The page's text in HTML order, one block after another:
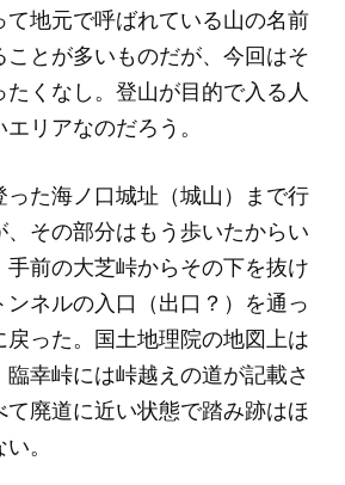
地元で呼ばれている山の名前
とが多いものだが、今回はそ
たくなし。登山が目的で入る人
リアなのだろう。
た海ノ口城址（城山）まで行
、その部分はもう歩いたからい
前の大芝峠からその下を抜け
ンネルの入口（出口？）を通っ
った。国土地理院の地図上は
幸峠には峠越えの道が記載さ
廃道に近い状態で踏み跡はほ
。